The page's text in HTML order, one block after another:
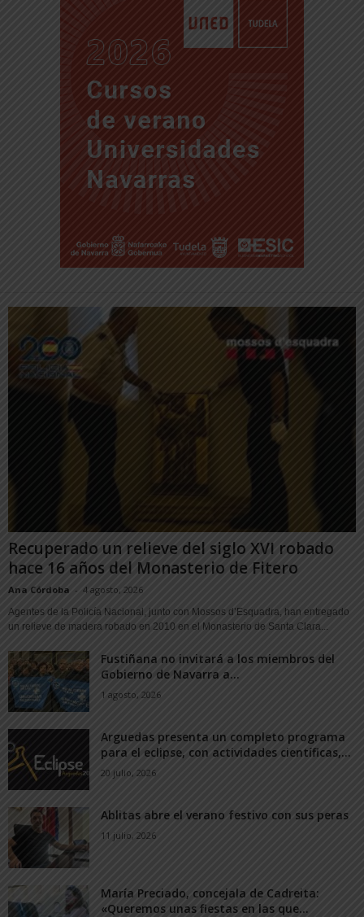
Recuperado un relieve del siglo XVI robado
hace 16 años del Monasterio de Fitero
Ana Córdoba - 4 agosto, 2026
Agentes de la Policía Nacional, junto con Mossos d’Esquadra, han entregado
un relieve de madera robado en 2010 en el Monasterio de Santa Clara...
Fustiñana no invitará a los miembros del
Gobierno de Navarra a...
1 agosto, 2026
Arguedas presenta un completo programa
para el eclipse, con actividades científicas,...
20 julio, 2026
Ablitas abre el verano festivo con sus peras
11 julio, 2026
María Preciado, concejala de Cadreita:
«Queremos unas fiestas en las que...